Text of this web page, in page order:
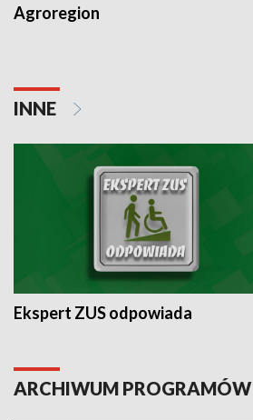
Agroregion
INNE
Ekspert ZUS odpowiada
ARCHIWUM PROGRAMÓW